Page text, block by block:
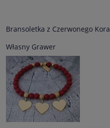
Bransoletka z Czerwonego
Własny Grawer